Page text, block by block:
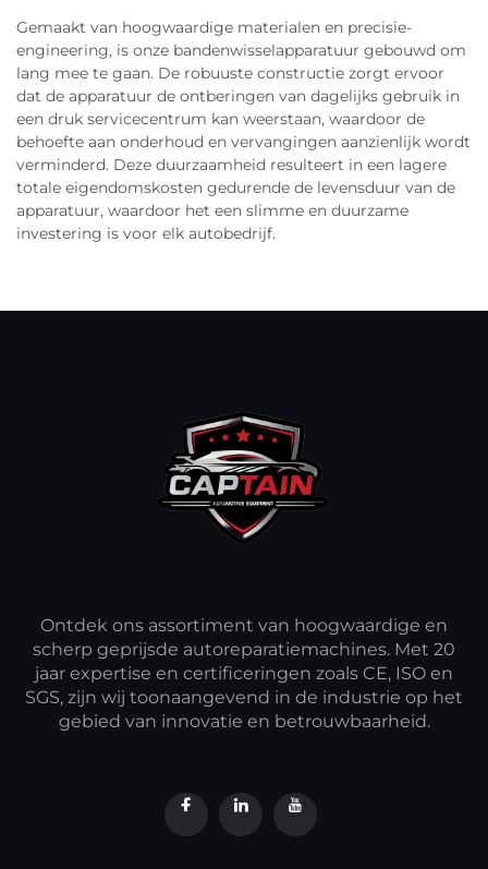
Gemaakt van hoogwaardige materialen en precisie-
engineering, is onze bandenwisselapparatuur gebouwd om
lang mee te gaan. De robuuste constructie zorgt ervoor
dat de apparatuur de ontberingen van dagelijks gebruik in
een druk servicecentrum kan weerstaan, waardoor de
behoefte aan onderhoud en vervangingen aanzienlijk wordt
verminderd. Deze duurzaamheid resulteert in een lagere
totale eigendomskosten gedurende de levensduur van de
apparatuur, waardoor het een slimme en duurzame
investering is voor elk autobedrijf.
Ontdek ons assortiment van hoogwaardige en
scherp geprijsde autoreparatiemachines. Met 20
jaar expertise en certificeringen zoals CE, ISO en
SGS, zijn wij toonaangevend in de industrie op het
gebied van innovatie en betrouwbaarheid.